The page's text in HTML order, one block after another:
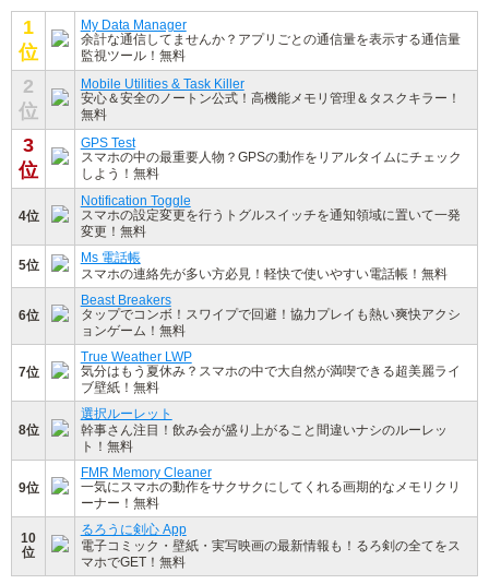
1
位
My Data Manager
余計な通信してませんか？アプリごとの通信量を表示する通信量
監視ツール！無料
2
位
Mobile Utilities & Task Killer
安心＆安全のノートン公式！高機能メモリ管理＆タスクキラー！
無料
3
位
GPS Test
スマホの中の最重要人物？GPSの動作をリアルタイムにチェック
しよう！無料
4位
Notification Toggle
スマホの設定変更を行うトグルスイッチを通知領域に置いて一発
変更！無料
5位
Ms 電話帳
スマホの連絡先が多い方必見！軽快で使いやすい電話帳！無料
6位
Beast Breakers
タップでコンボ！スワイプで回避！協力プレイも熱い爽快アクシ
ョンゲーム！無料
7位
True Weather LWP
気分はもう夏休み？スマホの中で大自然が満喫できる超美麗ライ
ブ壁紙！無料
8位
選択ルーレット
幹事さん注目！飲み会が盛り上がること間違いナシのルーレッ
ト！無料
9位
FMR Memory Cleaner
一気にスマホの動作をサクサクにしてくれる画期的なメモリクリ
ーナー！無料
10
位
るろうに剣心 App
電子コミック・壁紙・実写映画の最新情報も！るろ剣の全てをス
マホでGET！無料